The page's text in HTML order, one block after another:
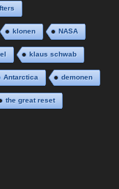
klonen NASA
klaus schwab
Antarctica demonen
the great reset